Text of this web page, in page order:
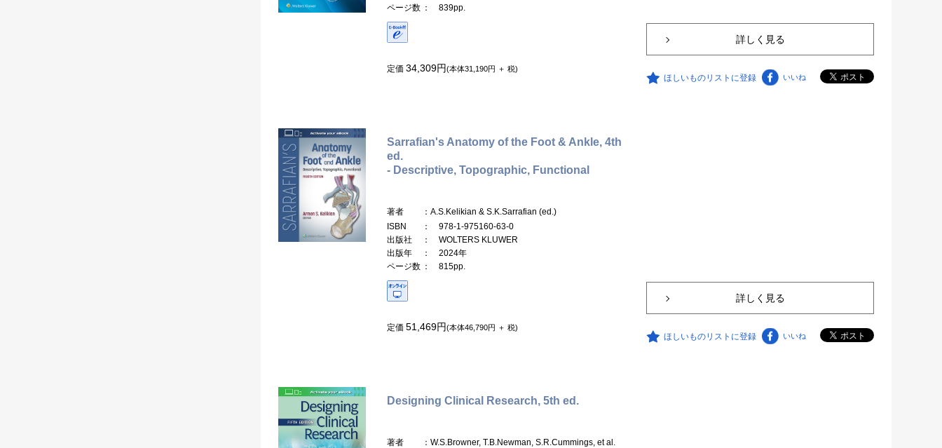
ページ数 ： 839pp.
定価 34,309円(本体31,190円 ＋ 税)
詳しく見る
ほしいものリストに登録 いいね
Sarrafian's Anatomy of the Foot & Ankle, 4th
ed.
- Descriptive, Topographic, Functional
著者
：A.S.Kelikian & S.K.Sarrafian (ed.)
ISBN
： 978-1-975160-63-0
出版社
： WOLTERS KLUWER
出版年
： 2024年
ページ数 ： 815pp.
定価 51,469円(本体46,790円 ＋ 税)
詳しく見る
ほしいものリストに登録 いいね
Designing Clinical Research, 5th ed.
著者
：W.S.Browner, T.B.Newman, S.R.Cummings, et al.